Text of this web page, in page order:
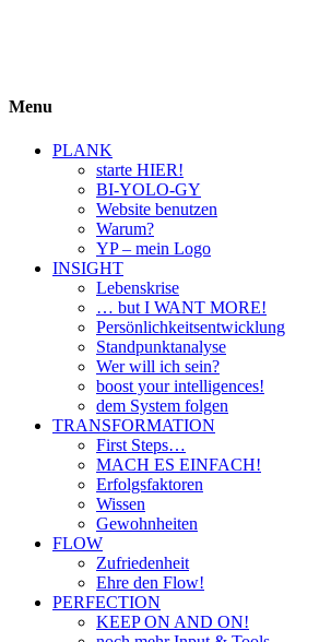
Menu
PLANK
starte HIER!
BI-YOLO-GY
Website benutzen
Warum?
YP – mein Logo
INSIGHT
Lebenskrise
… but I WANT MORE!
Persönlichkeitsentwicklung
Standpunktanalyse
Wer will ich sein?
boost your intelligences!
dem System folgen
TRANSFORMATION
First Steps…
MACH ES EINFACH!
Erfolgsfaktoren
Wissen
Gewohnheiten
FLOW
Zufriedenheit
Ehre den Flow!
PERFECTION
KEEP ON AND ON!